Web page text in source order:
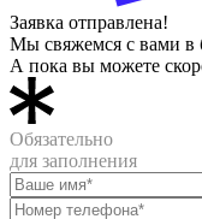
Заявка отправлена!
Мы свяжемся с вами в
А пока вы можете
Обязательно
для заполнения